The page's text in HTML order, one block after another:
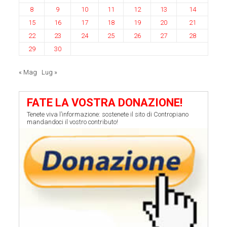
8
9 10 11 12 13
14
15
16 17 18 19 20
21
22
23 24 25 26 27
28
29
30
« Mag Lug »
FATE LA VOSTRA DONAZIONE!
Tenete viva l’informazione: sostenete il sito di Contropiano
mandandoci il vostro contributo!